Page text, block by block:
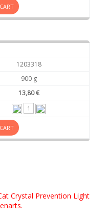
1203318
900 g
13,80 €
Crystal Prevention Light